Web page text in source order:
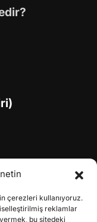
çerezleri kullanıyoruz.
reklamlar
bu sitedeki